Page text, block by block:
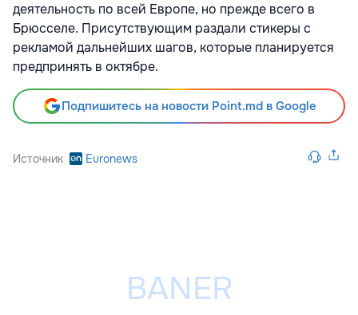
деятельность по всей Европе, но прежде всего в
Брюсселе. Присутствующим раздали стикеры с
рекламой дальнейших шагов, которые планируется
предпринять в октябре.
Подпишитесь на новости Point.md в Google
Источник Euronews